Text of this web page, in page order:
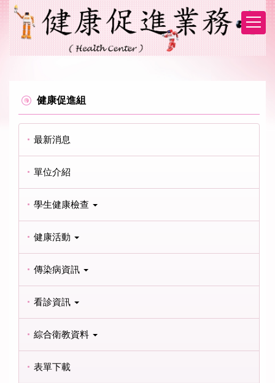
健康促進組
最新消息
單位介紹
學生健康檢查
健康活動
傳染病資訊
看診資訊
綜合衛教資料
表單下載